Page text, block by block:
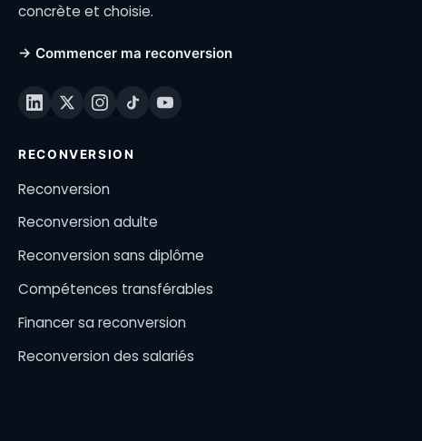
concrète et choisie.
→ Commencer ma reconversion
RECONVERSION
Reconversion
Reconversion adulte
Reconversion sans diplôme
Compétences transférables
Financer sa reconversion
Reconversion des salariés